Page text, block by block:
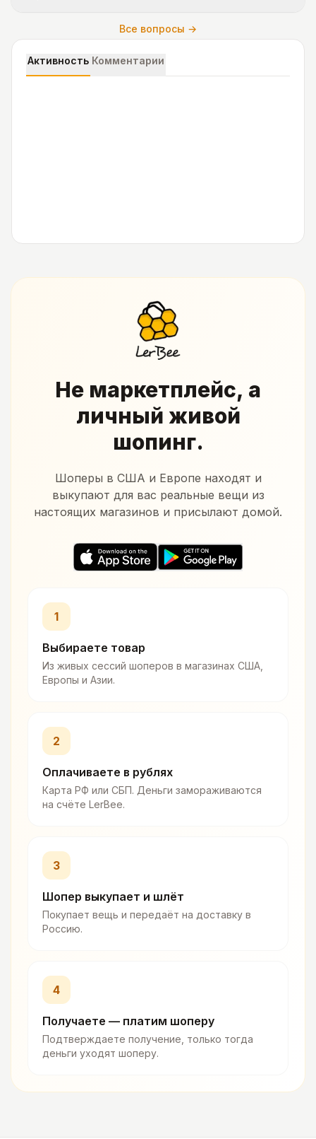
Все вопросы →
Активность Комментарии
Не маркетплейс, а
личный живой
шопинг.
Шоперы в США и Европе находят и
выкупают для вас реальные вещи из
настоящих магазинов и присылают домой.
1
Выбираете товар
Из живых сессий шоперов в магазинах США,
Европы и Азии.
2
Оплачиваете в рублях
Карта РФ или СБП. Деньги замораживаются
на счёте LerBee.
3
Шопер выкупает и шлёт
Покупает вещь и передаёт на доставку в
Россию.
4
Получаете — платим шоперу
Подтверждаете получение, только тогда
деньги уходят шоперу.